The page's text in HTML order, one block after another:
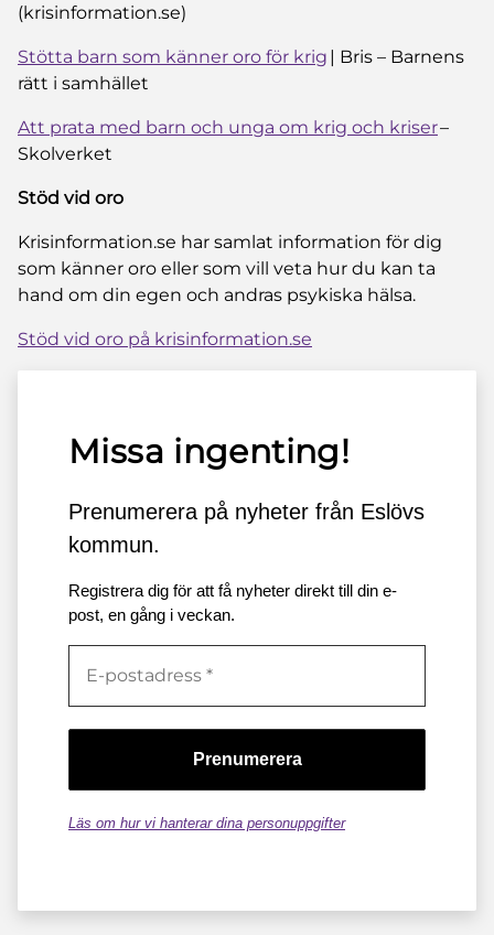
(krisinformation.se)
Stötta barn som känner oro för krig | Bris – Barnens
rätt i samhället
Att prata med barn och unga om krig och kriser–
Skolverket
Stöd vid oro
Krisinformation.se har samlat information för dig
som känner oro eller som vill veta hur du kan ta
hand om din egen och andras psykiska hälsa.
Stöd vid oro på krisinformation.se
Missa ingenting!
Prenumerera på nyheter från Eslövs
kommun.
Registrera dig för att få nyheter direkt till din e-
post, en gång i veckan.
Läs om hur vi hanterar dina personuppgifter